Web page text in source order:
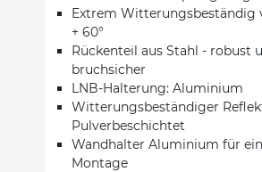
Extrem Witterungsbeständig
+ 60°
Rückenteil aus Stahl - robust
bruchsicher
LNB-Halterung: Aluminium
Witterungsbeständiger
Pulverbeschichtet
Wandhalter Aluminium für
Montage